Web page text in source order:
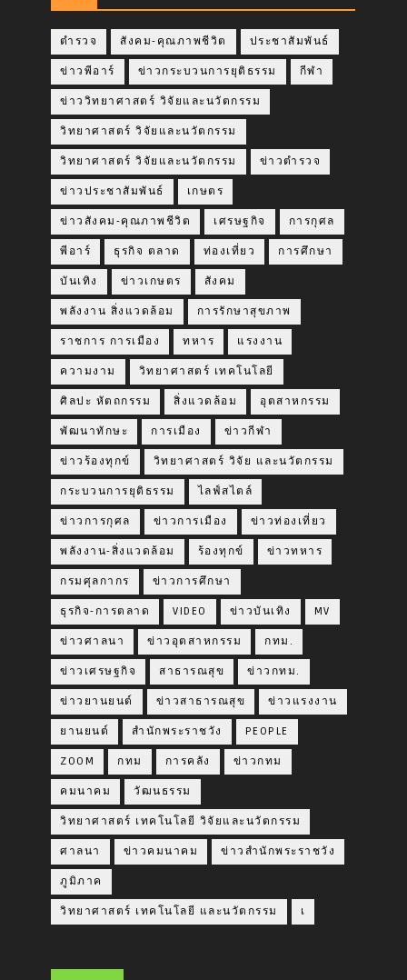
ตำรวจ สังคม-คุณภาพชีวิต ประชาสัมพันธ์
ข่าวพีอาร์ ข่าวกระบวนการยุติธรรม กีฬา
ข่าววิทยาศาสตร์ วิจัยและนวัตกรรม
วิทยาศาสตร์ วิจัยและนวัตกรรม
วิทยาศาสตร์ วิจัยและนวัตกรรม ข่าวตำรวจ
ข่าวประชาสัมพันธ์ เกษตร
ข่าวสังคม-คุณภาพชีวิต เศรษฐกิจ การกุศล
พีอาร์ ธุรกิจ ตลาด ท่องเที่ยว การศึกษา
บันเทิง ข่าวเกษตร สังคม
พลังงาน สิ่งแวดล้อม การรักษาสุขภาพ
ราชการ การเมือง ทหาร แรงงาน
ความงาม วิทยาศาสตร์ เทคโนโลยี
ศิลปะ หัตถกรรม สิ่งแวดล้อม อุตสาหกรรม
พัฒนาทักษะ การเมือง ข่าวกีฬา
ข่าวร้องทุกข์ วิทยาศาสตร์ วิจัย และนวัตกรรม
กระบวนการยุติธรรม ไลฟ์สไตล์
ข่าวการกุศล ข่าวการเมือง ข่าวท่องเที่ยว
พลังงาน-สิ่งแวดล้อม ร้องทุกข์ ข่าวทหาร
กรมศุลกากร ข่าวการศึกษา
ธุรกิจ-การตลาด VIDEO ข่าวบันเทิง MV
ข่าวศาลนา ข่าวอุตสาหกรรม กทม.
ข่าวเศรษฐกิจ สาธารณสุข ข่าวกทม.
ข่าวยานยนต์ ข่าวสาธารณสุข ข่าวแรงงาน
ยานยนต์ สำนักพระราชวัง PEOPLE
ZOOM กทม การคลัง ข่าวกทม
คมนาคม วัฒนธรรม
วิทยาศาสตร์ เทคโนโลยี วิจัยและนวัตกรรม
ศาลนา ข่าวคมนาคม ข่าวสำนักพระราชวัง
ภูมิภาค
วิทยาศาสตร์ เทคโนโลยี และนวัตกรรม เ